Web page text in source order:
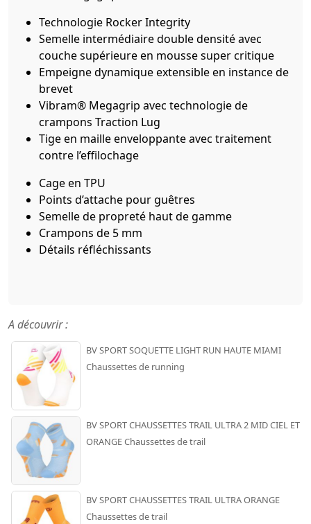
Technologie Rocker Integrity
Semelle intermédiaire double densité avec
couche supérieure en mousse super critique
Empeigne dynamique extensible en instance de
brevet
Vibram® Megagrip avec technologie de
crampons Traction Lug
Tige en maille enveloppante avec traitement
contre l’effilochage
Cage en TPU
Points d’attache pour guêtres
Semelle de propreté haut de gamme
Crampons de 5 mm
Détails réfléchissants
A découvrir :
BV SPORT SOQUETTE LIGHT RUN HAUTE MIAMI
Chaussettes de running
BV SPORT CHAUSSETTES TRAIL ULTRA 2 MID CIEL ET
ORANGE Chaussettes de trail
BV SPORT CHAUSSETTES TRAIL ULTRA ORANGE
Chaussettes de trail